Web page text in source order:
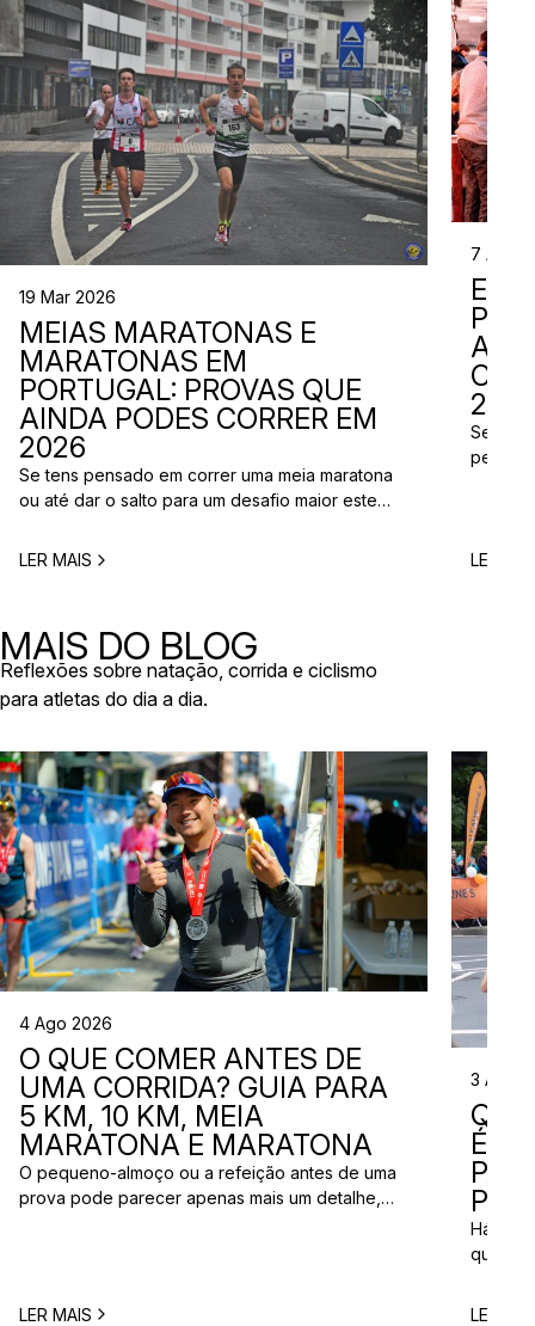
19 Mar 2026
MEIAS MARATONAS E
MARATONAS EM
PORTUGAL: PROVAS QUE
AINDA PODES CORRER EM
2026
Se tens pensado em correr uma meia maratona
ou até dar o salto para um desafio maior este
planear. Entre a primavera e o verão, o
LER MAIS
7 Abr
Se
perto
LER
MAIS DO BLOG
Reflexões sobre natação, corrida e ciclismo
para atletas do dia a dia.
4 Ago 2026
O QUE COMER ANTES DE
UMA CORRIDA? GUIA PARA
5 KM, 10 KM, MEIA
MARATONA E MARATONA
O pequeno-almoço ou a refeição antes de uma
prova pode parecer apenas mais um detalhe,
LER MAIS
3 Ago
ÉS?
Há
quem
para
LER